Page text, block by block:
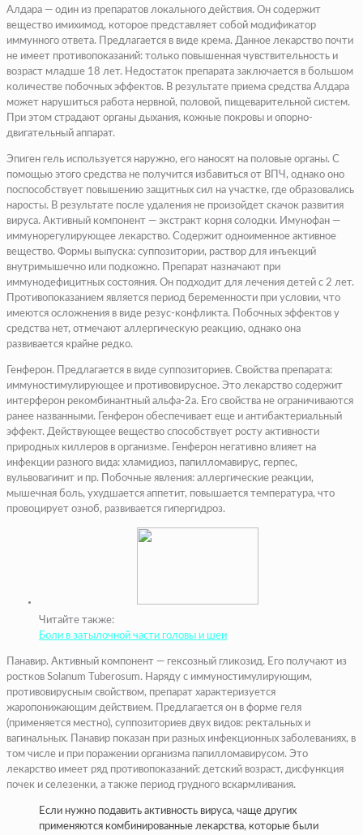
Алдара — один из препаратов локального действия. Он содержит
вещество имихимод, которое представляет собой модификатор
иммунного ответа. Предлагается в виде крема. Данное лекарство почти
не имеет противопоказаний: только повышенная чувствительность и
возраст младше 18 лет. Недостаток препарата заключается в большом
количестве побочных эффектов. В результате приема средства Алдара
может нарушиться работа нервной, половой, пищеварительной систем.
При этом страдают органы дыхания, кожные покровы и опорно-
двигательный аппарат.
Эпиген гель используется наружно, его наносят на половые органы. С
помощью этого средства не получится избавиться от ВПЧ, однако оно
поспособствует повышению защитных сил на участке, где образовались
наросты. В результате после удаления не произойдет скачок развития
вируса. Активный компонент — экстракт корня солодки. Имунофан —
иммунорегулирующее лекарство. Содержит одноименное активное
вещество. Формы выпуска: суппозитории, раствор для инъекций
внутримышечно или подкожно. Препарат назначают при
иммунодефицитных состояния. Он подходит для лечения детей с 2 лет.
Противопоказанием является период беременности при условии, что
имеются осложнения в виде резус-конфликта. Побочных эффектов у
средства нет, отмечают аллергическую реакцию, однако она
развивается крайне редко.
Генферон. Предлагается в виде суппозиториев. Свойства препарата:
иммуностимулирующее и противовирусное. Это лекарство содержит
интерферон рекомбинантный альфа-2a. Его свойства не ограничиваются
ранее названными. Генферон обеспечивает еще и антибактериальный
эффект. Действующее вещество способствует росту активности
природных киллеров в организме. Генферон негативно влияет на
инфекции разного вида: хламидиоз, папилломавирус, герпес,
вульвовагинит и пр. Побочные явления: аллергические реакции,
мышечная боль, ухудшается аппетит, повышается температура, что
провоцирует озноб, развивается гипергидроз.
Читайте также:
Боли в затылочной части головы и шеи
Панавир. Активный компонент — гексозный гликозид. Его получают из
ростков Solanum Tuberosum. Наряду с иммуностимулирующим,
противовирусным свойством, препарат характеризуется
жаропонижающим действием. Предлагается он в форме геля
(применяется местно), суппозиториев двух видов: ректальных и
вагинальных. Панавир показан при разных инфекционных заболеваниях, в
том числе и при поражении организма папилломавирусом. Это
лекарство имеет ряд противопоказаний: детский возраст, дисфункция
почек и селезенки, а также период грудного вскармливания.
Если нужно подавить активность вируса, чаще других
применяются комбинированные лекарства, которые были